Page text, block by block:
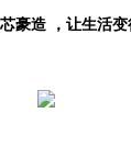
豪造 ，让生活